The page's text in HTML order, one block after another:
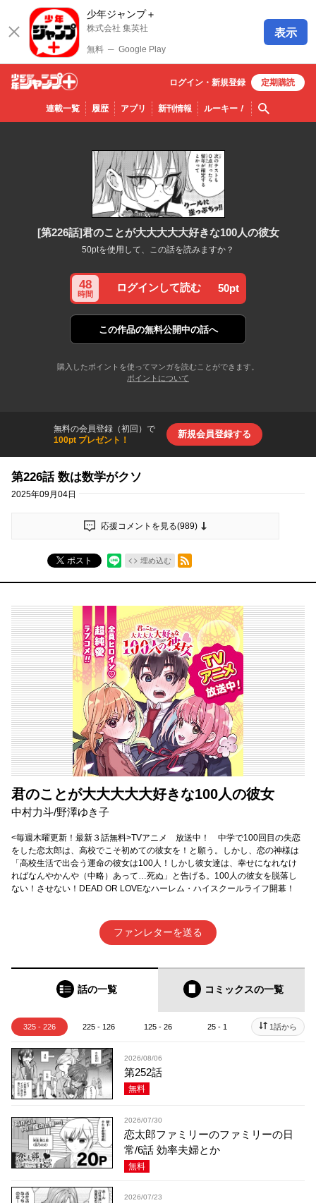
少年ジャンプ＋
株式会社 集英社
無料 ─ Google Play
表示
少年ジ
ャンプ
連載一覧 履歴 アプリ 新刊情報 ルーキー！ 検索
ログイン・ 新規登録 定期購読
[第226話]君のことが大大大大大好きな100人の彼女
50ptを使用して、この話を読みますか？
48
時間
ログインして読む 50pt
この作品の無料公開中の話へ
購入したポイントを使ってマンガを読むことができます。
ポイントについて
無料の会員登録（初回）で
100pt プレゼント！
新規会員登録する
第226話 数は数学がクソ
2025年09月04日
応援コメントを見る(989)
ポスト 埋め込む
RSSフィード
君のことが大大大大大好きな100人の彼女
中村力斗/野澤ゆき子
<毎週木曜更新！最新３話無料>TVアニメ 放送中！ 中学で100回目の失恋
をした恋太郎は、高校でこそ初めての彼女を！と願う。しかし、恋の神様は
「高校生活で出会う運命の彼女は100人！しかし彼女達は、幸せになれなけ
ればなんやかんや（中略）あって…死ぬ」と告げる。100人の彼女を脱落し
ない！させない！DEAD OR LOVEなハーレム・ハイスクールライフ開幕！
ファンレターを送る
話の一覧 コミックスの一覧
325 - 226 225 - 126 125 - 26 25 - 1 1話から
2026/08/06
第252話
無料
2026/07/30
恋太郎ファミリーのファミリーの日
常/6話 効率夫婦とか
無料
2026/07/23